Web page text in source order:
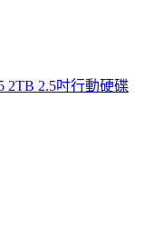
2TB 2.5吋行動硬碟